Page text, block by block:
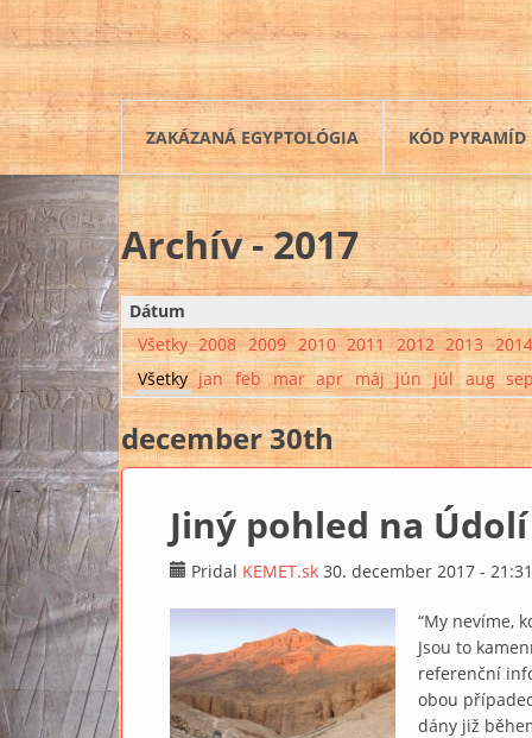
ZAKÁZANÁ EGYPTOLÓGIA KÓD PYRAMÍD
Archív - 2017
Dátum
Všetky 2008 2009 2010 2011 2012 2013 2014
Všetky jan feb mar apr máj jún júl aug
december 30th
Jiný pohled na
Pridal KEMET.sk 30. december 2017 - 21:31
“My nevíme,
Jsou to
referenční
obou
dány již